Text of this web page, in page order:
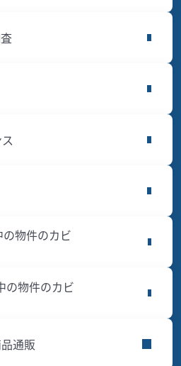
物件のカビ
の物件のカビ
通販